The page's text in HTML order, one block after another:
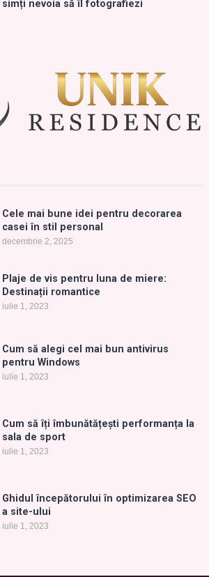
simți nevoia să îl fotografiezi
Cele mai bune idei pentru decorarea
casei în stil personal
decembrie 2, 2025
Plaje de vis pentru luna de miere:
Destinații romantice
iulie 1, 2023
Cum să alegi cel mai bun antivirus
pentru Windows
iulie 1, 2023
Cum să îți îmbunătățești performanța la
sala de sport
iulie 1, 2023
Ghidul începătorului în optimizarea SEO
a site-ului
iulie 1, 2023